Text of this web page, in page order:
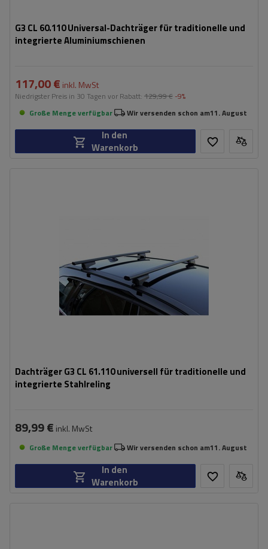
G3 CL 60.110 Universal-Dachträger für traditionelle und
integrierte Aluminiumschienen
117,00 € inkl. MwSt
Niedrigster Preis in 30 Tagen vor Rabatt: 129,99 € -9%
Große Menge verfügbar
Wir versenden schon am11. August
In den
Warenkorb
Dachträger G3 CL 61.110 universell für traditionelle und
integrierte Stahlreling
89,99 € inkl. MwSt
Große Menge verfügbar Wir versenden schon am11. August
In den
Warenkorb